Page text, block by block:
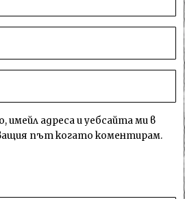
имейл адреса и уебсайта ми в
път когато коментирам.